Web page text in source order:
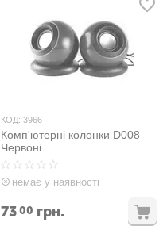
КОД: 3966
Комп'ютерні колонки D008
Червоні
немає у наявності
7300 грн.